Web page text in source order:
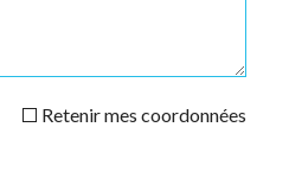
Retenir mes coordonnées